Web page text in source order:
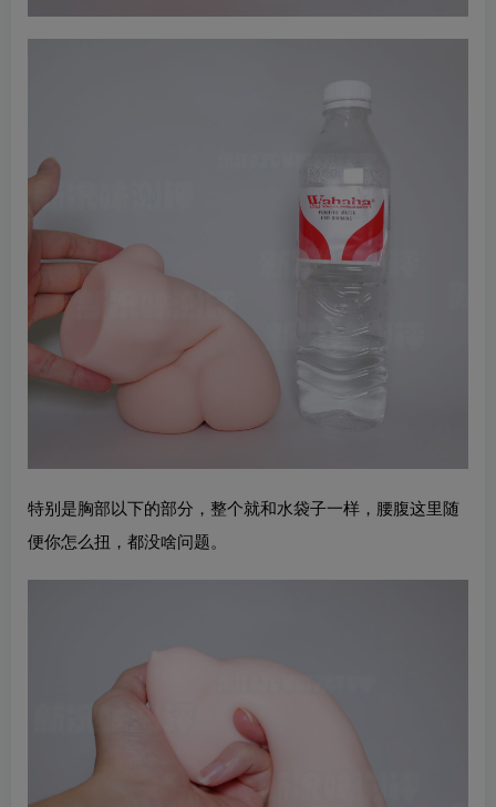
特别是胸部以下的部分，整个就和水袋子一样，腰腹这里随
便你怎么扭，都没啥问题。